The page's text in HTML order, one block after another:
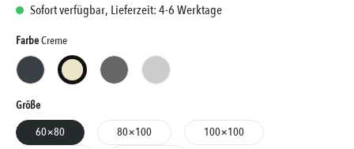
Sofort verfügbar, Lieferzeit: 4-6 Werktage
FarbeAuswählen
Creme
Anthrazit Creme Grau
Silber
GrößeAuswählen
60×80
80×100
100×100